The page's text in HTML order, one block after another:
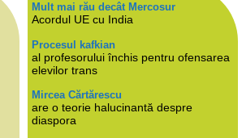
Mult mai rău decât Mercosur
Acordul UE cu India
Procesul kafkian
al profesorului închis pentru ofensarea
elevilor trans
Mircea Cărtărescu
are o teorie halucinantă despre
diaspora